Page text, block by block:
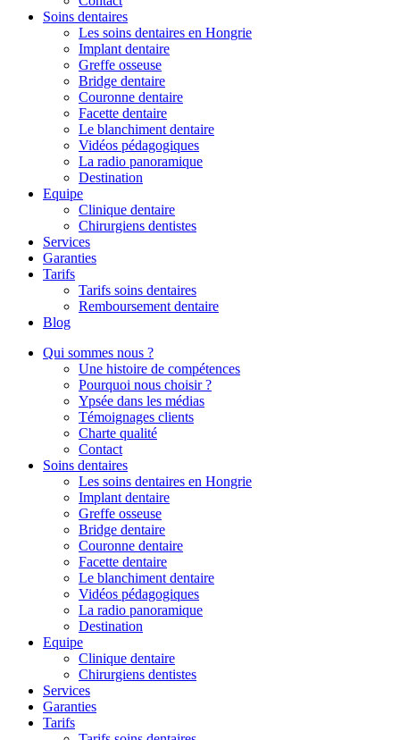
Soins dentaires
Les soins dentaires en Hongrie
Implant dentaire
Greffe osseuse
Bridge dentaire
Couronne dentaire
Facette dentaire
Le blanchiment dentaire
Vidéos pédagogiques
La radio panoramique
Destination
Equipe
Clinique dentaire
Chirurgiens dentistes
Services
Garanties
Tarifs
Tarifs soins dentaires
Remboursement dentaire
Blog
Qui sommes nous ?
Une histoire de compétences
Pourquoi nous choisir ?
Ypsée dans les médias
Témoignages clients
Charte qualité
Contact
Soins dentaires
Les soins dentaires en Hongrie
Implant dentaire
Greffe osseuse
Bridge dentaire
Couronne dentaire
Facette dentaire
Le blanchiment dentaire
Vidéos pédagogiques
La radio panoramique
Destination
Equipe
Clinique dentaire
Chirurgiens dentistes
Services
Garanties
Tarifs